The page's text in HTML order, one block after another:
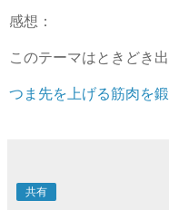
感想：
このテーマはときどき出
つま先を上げる筋肉を
共有